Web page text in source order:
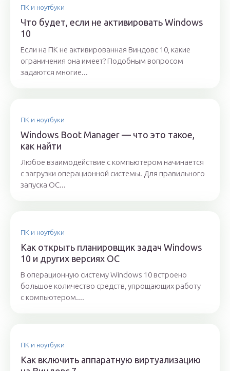
ПК и ноутбуки
Что будет, если не активировать Windows
10
Если на ПК не активированная Виндовс 10, какие
ограничения она имеет? Подобным вопросом
задаются многие...
ПК и ноутбуки
Windows Boot Manager — что это такое,
как найти
Любое взаимодействие с компьютером начинается
с загрузки операционной системы. Для правильного
запуска ОС...
ПК и ноутбуки
Как открыть планировщик задач Windows
10 и других версиях ОС
В операционную систему Windows 10 встроено
большое количество средств, упрощающих работу
с компьютером....
ПК и ноутбуки
Как включить аппаратную виртуализацию